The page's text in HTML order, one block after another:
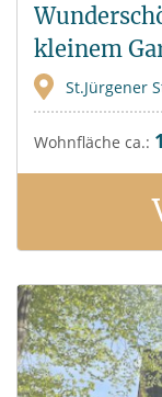
kleinem
St.Jürgener
Wohnfläche ca.: